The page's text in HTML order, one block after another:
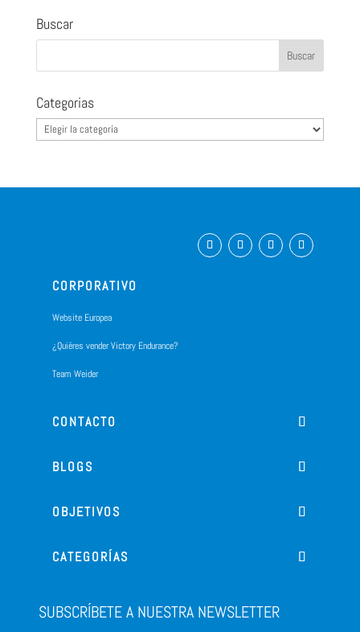
Buscar
Categorias
Categorias
CORPORATIVO
Website Europea
¿Quiéres vender Victory Endurance?
Team Weider
CONTACTO
BLOGS
OBJETIVOS
CATEGORÍAS
SUBSCRÍBETE A NUESTRA NEWSLETTER